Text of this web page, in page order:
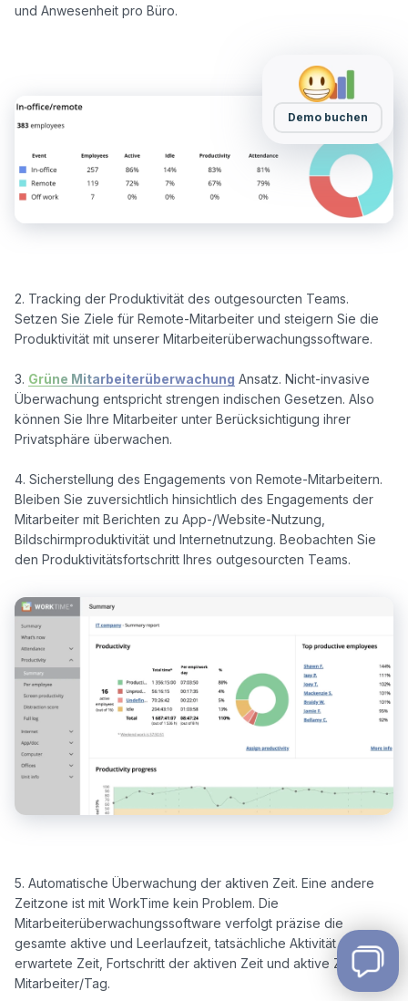
und Anwesenheit pro Büro.
Demo buchen
2. Tracking der Produktivität des outgesourcten Teams.
Setzen Sie Ziele für Remote-Mitarbeiter und steigern Sie die
Produktivität mit unserer Mitarbeiterüberwachungssoftware.
3. Grüne Mitarbeiterüberwachung Ansatz. Nicht-invasive
Überwachung entspricht strengen indischen Gesetzen. Also
können Sie Ihre Mitarbeiter unter Berücksichtigung ihrer
Privatsphäre überwachen.
4. Sicherstellung des Engagements von Remote-Mitarbeitern.
Bleiben Sie zuversichtlich hinsichtlich des Engagements der
Mitarbeiter mit Berichten zu App-/Website-Nutzung,
Bildschirmproduktivität und Internetnutzung. Beobachten Sie
5. Automatische Überwachung der aktiven Zeit. Eine andere
Zeitzone ist mit WorkTime kein Problem. Die
Mitarbeiterüberwachungssoftware verfolgt präzise die
gesamte aktive und Leerlaufzeit, tatsächliche Aktivität vs.
erwartete Zeit, Fortschritt der aktiven Zeit und aktive Zeit pro